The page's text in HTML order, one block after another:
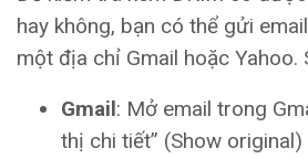
hay không, bạn có thể gửi
một địa chỉ Gmail hoặc Yahoo.
Gmail: Mở email trong
thị chi tiết” (Show